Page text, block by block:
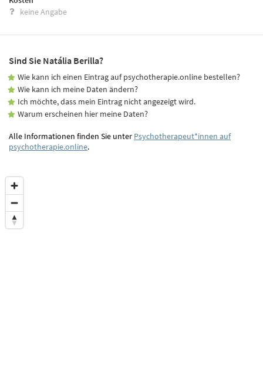
keine Angabe
Sind Sie Natália Berilla?
Wie kann ich einen Eintrag auf psychotherapie.online bestellen?
Wie kann ich meine Daten ändern?
Ich möchte, dass mein Eintrag nicht angezeigt wird.
Warum erscheinen hier meine Daten?
Alle Informationen finden Sie unter Psychotherapeut*innen auf
psychotherapie.online.